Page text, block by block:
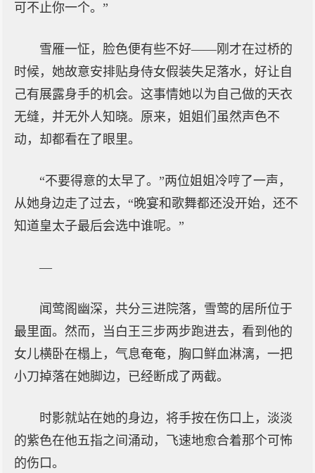
可不止你一个。”
雪雁一怔，脸色便有些不好——刚才在过桥的
时候，她故意安排贴身侍女假装失足落水，好让自
己有展露身手的机会。这事情她以为自己做的天衣
无缝，并无外人知晓。原来，姐姐们虽然声色不
动，却都看在了眼里。
“不要得意的太早了。”两位姐姐冷哼了一声，
从她身边走了过去，“晚宴和歌舞都还没开始，还不
知道皇太子最后会选中谁呢。”
—
闻莺阁幽深，共分三进院落，雪莺的居所位于
最里面。然而，当白王三步两步跑进去，看到他的
女儿横卧在榻上，气息奄奄，胸口鲜血淋漓，一把
小刀掉落在她脚边，已经断成了两截。
时影就站在她的身边，将手按在伤口上，淡淡
的紫色在他五指之间涌动，飞速地愈合着那个可怖
的伤口。